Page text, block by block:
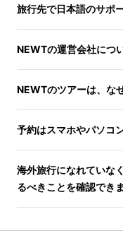
旅行先で日本語のサポ
NEWTの運営会社につ
NEWTのツアーは、な
予約はスマホやパソコ
海外旅行になれていな
るべきことを確認でき